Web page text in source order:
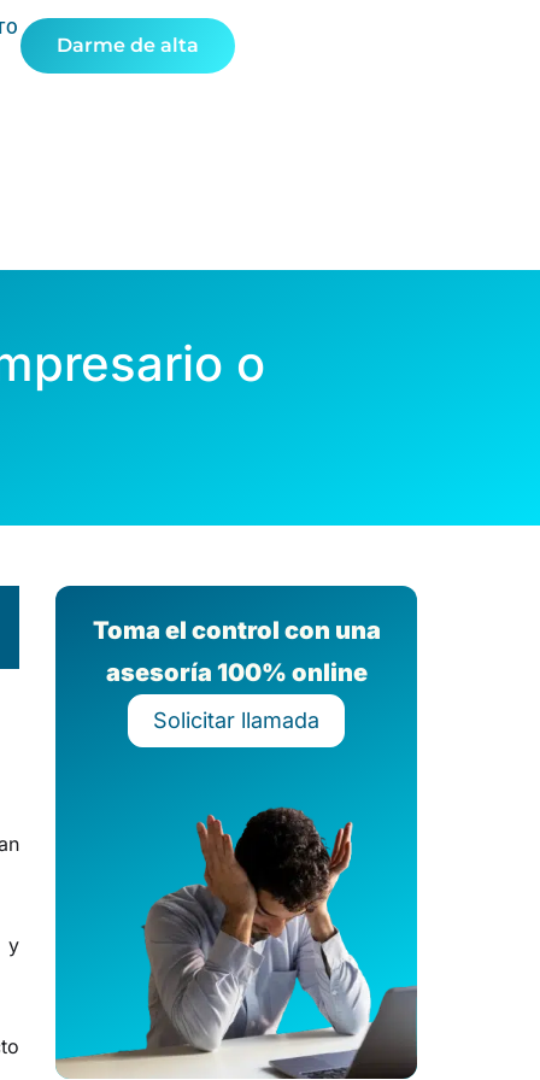
Darme de alta
o
y
Toma el control con una
asesoría 100% online
Solicitar llamada